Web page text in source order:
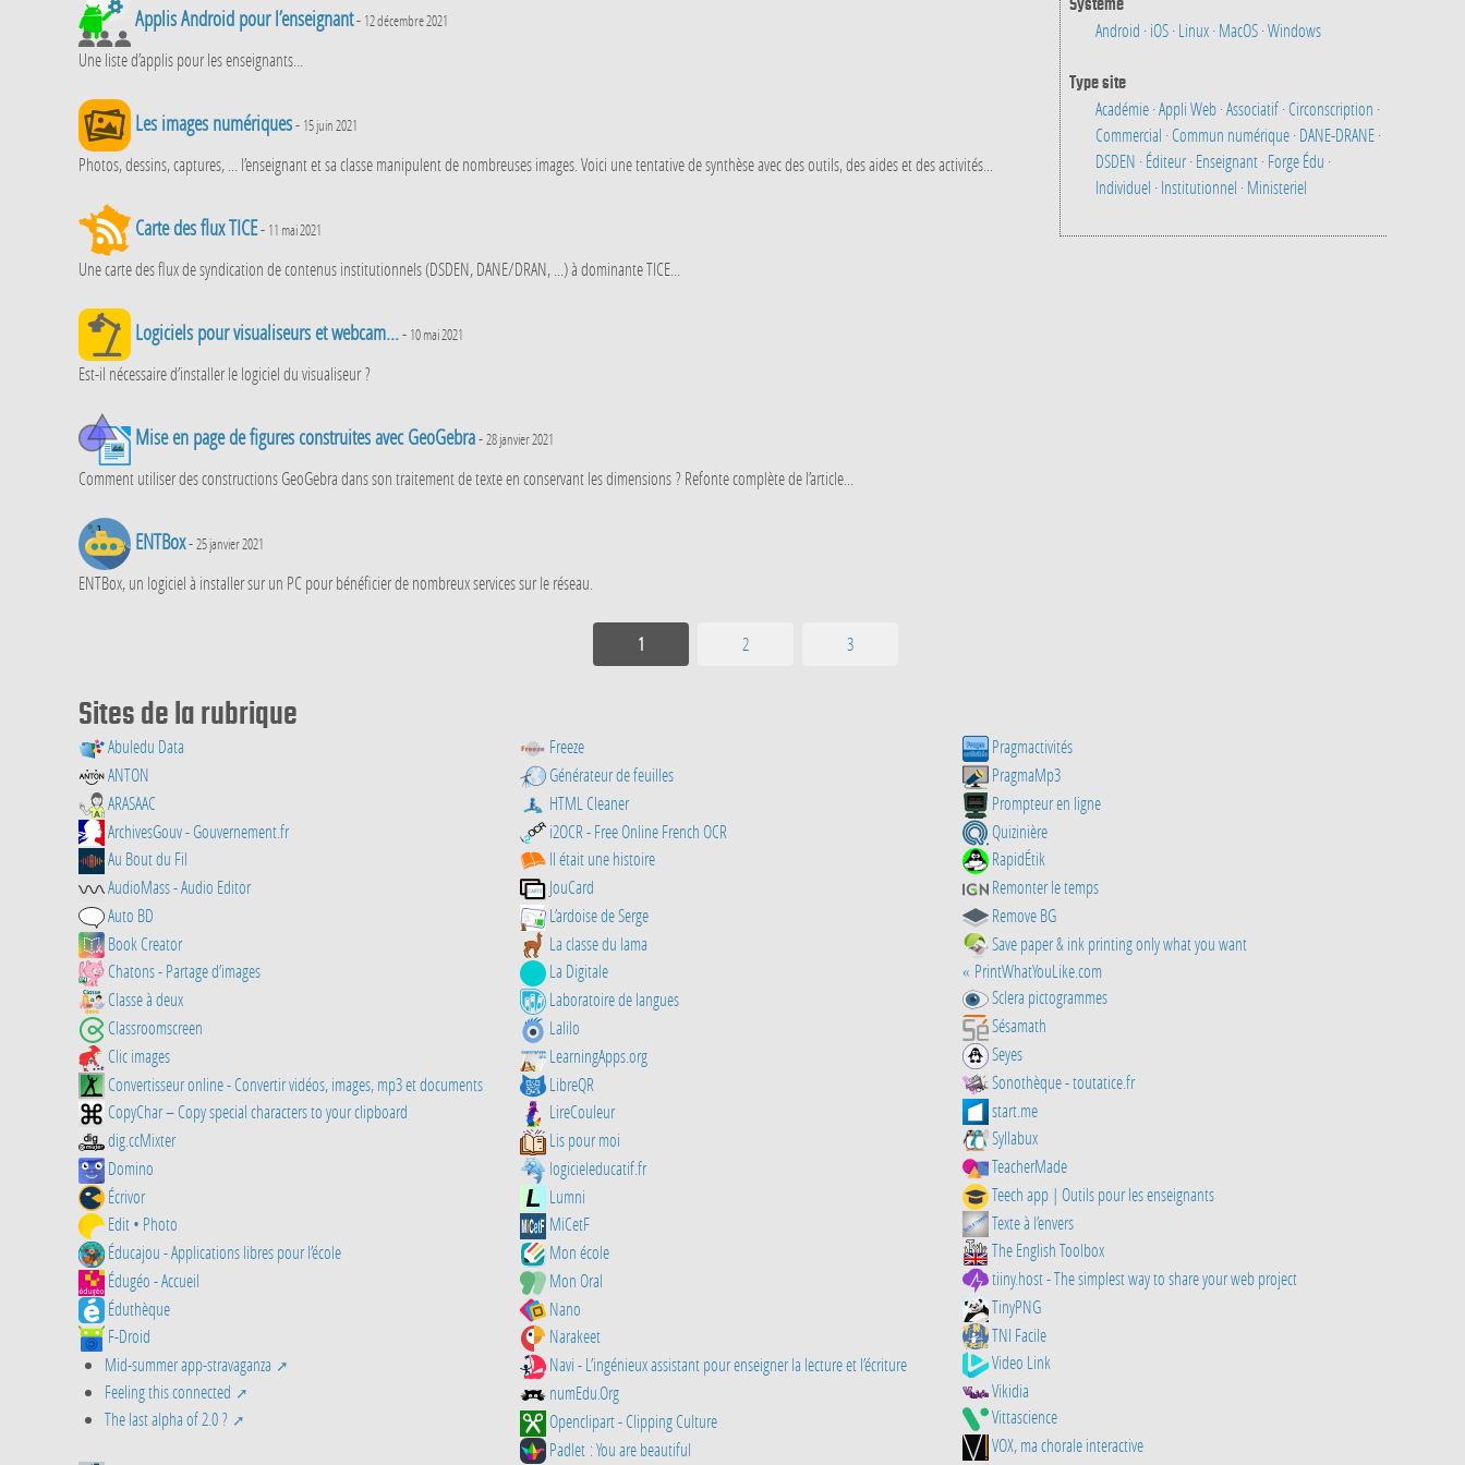
Système
Android · iOS· Linux· MacOS·Windows
Type site
Académie·Appli Web·Associatif· Circonscription ·
Commercial · Commun numérique· DANE-DRANE·
DSDEN · Éditeur· Enseignant· Forge Édu ·
Individuel · Institutionnel · Ministeriel
Applis Android pour l’enseignant- 12 décembre 2021
Une liste d’applis pour les enseignants...
Les images numériques- 15 juin 2021
Photos, dessins, captures, ... l’enseignant et sa classe manipulent de nombreuses images. Voici une tentative de synthèse avec des outils, des aides et des activités...
Carte des flux TICE- 11 mai 2021
Une carte des flux de syndication de contenus institutionnels (DSDEN, DANE/DRAN, ...) à dominante TICE...
Logiciels pour visualiseurs et webcam...- 10 mai 2021
Est-il nécessaire d’installer le logiciel du visualiseur ?
Mise en page de figures construites avec GeoGebra-28 janvier 2021
Comment utiliser des constructions GeoGebra dans son traitement de texte en conservant les dimensions ? Refonte complète de l’article...
ENTBox-25 janvier 2021
ENTBox, un logiciel à installer sur un PC pour bénéficier de nombreux services sur le réseau.
1 2 3
Sites de la rubrique
Abuledu Data
ANTON
ARASAAC
ArchivesGouv - Gouvernement.fr
Au Bout du Fil
AudioMass - Audio Editor
Auto BD
Book Creator
Chatons - Partage d’images
Classe à deux
Classroomscreen
Clic images
Convertisseur online - Convertir vidéos, images, mp3 et documents
CopyChar – Copy special characters to your clipboard
dig.ccMixter
Domino
Écrivor
Edit • Photo
Éducajou - Applications libres pour l’école
Édugéo - Accueil
Éduthèque
F-Droid
Mid-summer app-stravaganza
Feeling this connected
The last alpha of 2.0 ?
Freeze
Générateur de feuilles
HTML Cleaner
i2OCR - Free Online French OCR
Il était une histoire
JouCard
L’ardoise de Serge
La classe du lama
La Digitale
Laboratoire de langues
Lalilo
LearningApps.org
LibreQR
LireCouleur
Lis pour moi
logicieleducatif.fr
Lumni
MiCetF
Mon école
Mon Oral
Nano
Narakeet
Navi - L’ingénieux assistant pour enseigner la lecture et l’écriture
numEdu.Org
Openclipart - Clipping Culture
Padlet : You are beautiful
Pragmactivités
PragmaMp3
Prompteur en ligne
Quizinière
RapidÉtik
Remonter le temps
Remove BG
Save paper & ink printing only what you want
« PrintWhatYouLike.com
Sclera pictogrammes
Sésamath
Seyes
Sonothèque - toutatice.fr
start.me
Syllabux
TeacherMade
Teech app | Outils pour les enseignants
Texte à l’envers
The English Toolbox
tiiny.host - The simplest way to share your web project
TinyPNG
TNI Facile
Video Link
Vikidia
Vittascience
VOX, ma chorale interactive